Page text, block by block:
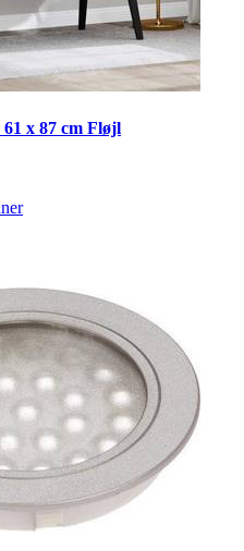
61 x 87 cm Fløjl